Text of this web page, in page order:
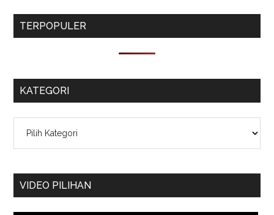
TERPOPULER
KATEGORI
VIDEO PILIHAN